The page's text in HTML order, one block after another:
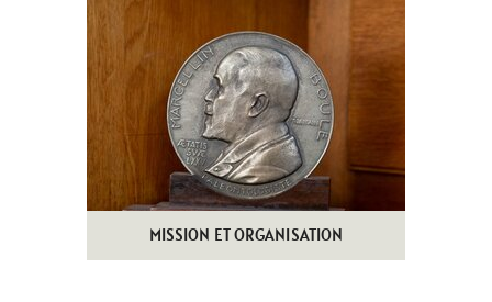
MISSION ET ORGANISATION